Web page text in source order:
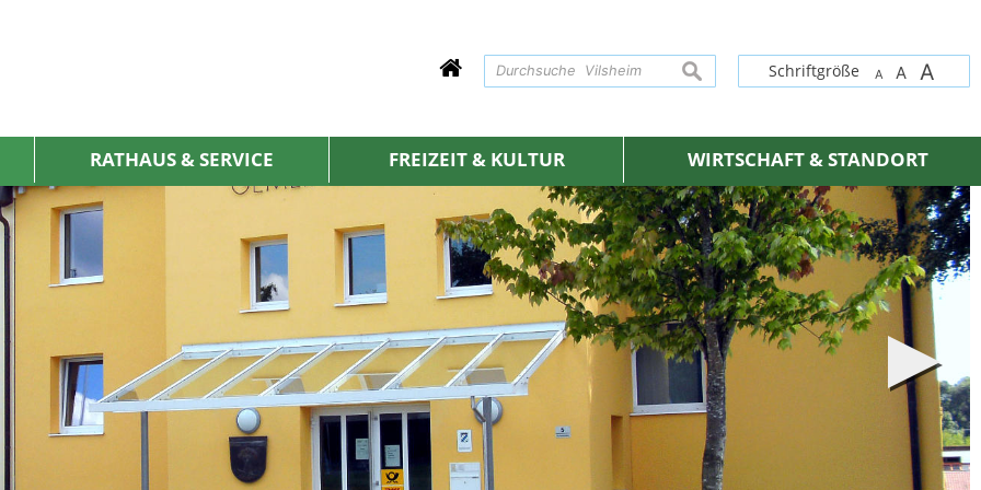
Schriftgröße A A A
suchen
RATHAUS & SERVICE FREIZEIT & KULTUR WIRTSCHAFT & STANDORT